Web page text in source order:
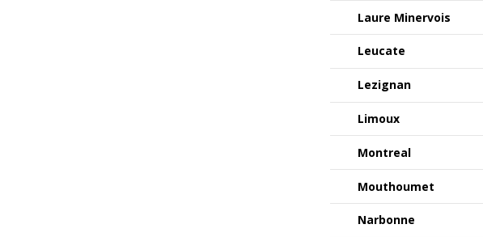
Laure Minervois
Leucate
Lezignan
Limoux
Montreal
Mouthoumet
Narbonne